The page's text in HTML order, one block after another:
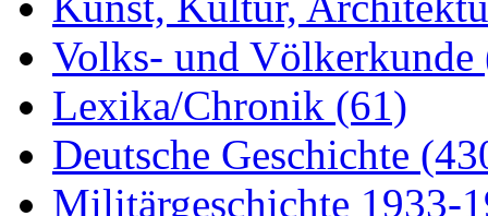
Volks- und Völkerkunde
Lexika/Chronik (61)
Deutsche Geschichte
Militärgeschichte 1933-